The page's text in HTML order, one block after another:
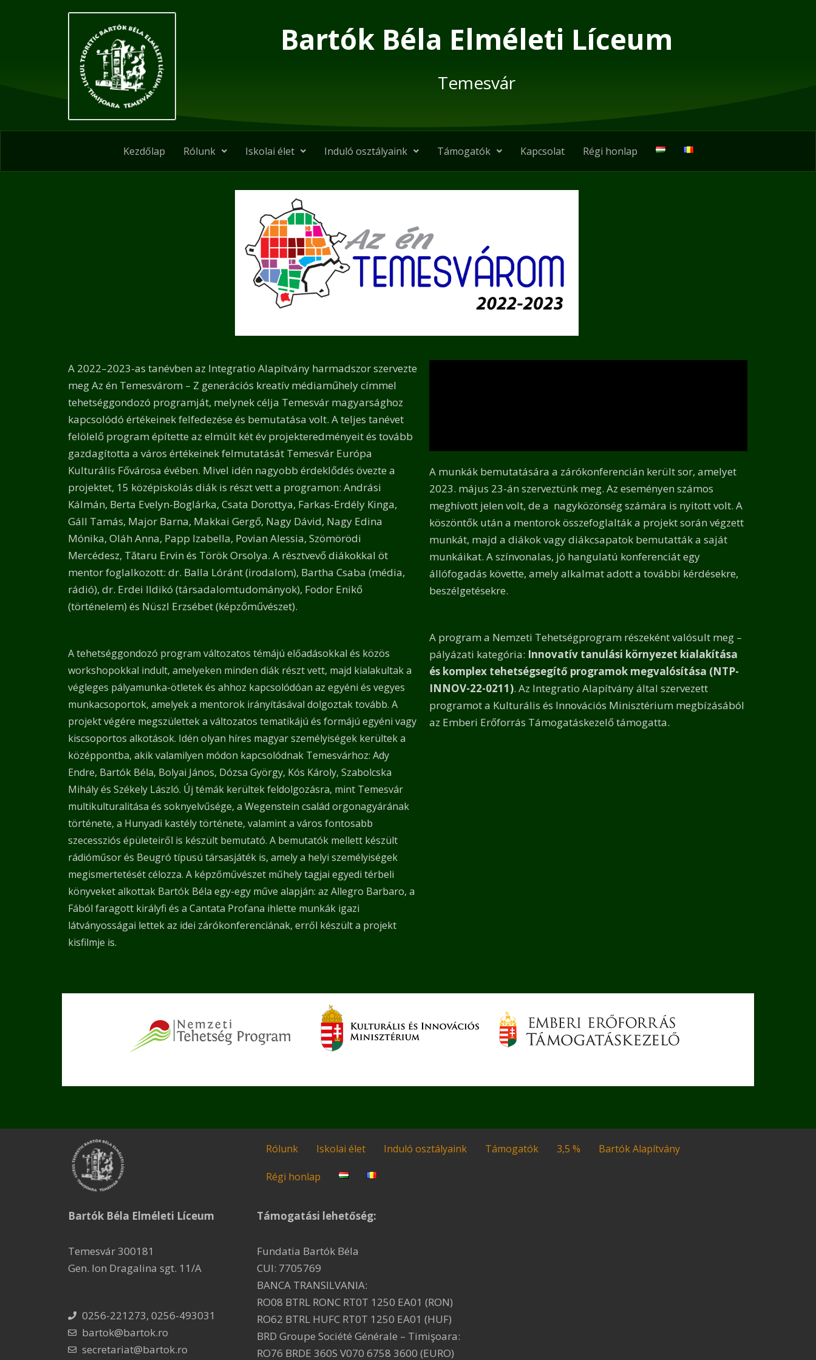
Bartók Béla Elméleti Líceum
Temesvár
Kezdőlap Rólunk Iskolai élet Induló osztályaink Támogatók Kapcsolat Régi honlap
A 2022–2023-as tanévben az Integratio Alapítvány harmadszor szervezte
meg Az én Temesvárom – Z generációs kreatív médiaműhely címmel
tehetséggondozó programját, melynek célja Temesvár magyarsághoz
kapcsolódó értékeinek felfedezése és bemutatása volt. A teljes tanévet
felölelő program építette az elmúlt két év projekteredményeit és tovább
gazdagította a város értékeinek felmutatását Temesvár Európa
Kulturális Fővárosa évében. Mivel idén nagyobb érdeklődés övezte a
projektet, 15 középiskolás diák is részt vett a programon: Andrási
Kálmán, Berta Evelyn-Boglárka, Csata Dorottya, Farkas-Erdély Kinga,
Gáll Tamás, Major Barna, Makkai Gergő, Nagy Dávid, Nagy Edina
Mónika, Oláh Anna, Papp Izabella, Povian Alessia, Szömörödi
Mercédesz, Tătaru Ervin és Török Orsolya. A résztvevő diákokkal öt
mentor foglalkozott: dr. Balla Lóránt (irodalom), Bartha Csaba (média,
rádió), dr. Erdei Ildikó (társadalomtudományok), Fodor Enikő
(történelem) és Nüszl Erzsébet (képzőművészet).
A tehetséggondozó program változatos témájú előadásokkal és közös
workshopokkal indult, amelyeken minden diák részt vett, majd kialakultak a
végleges pályamunka-ötletek és ahhoz kapcsolódóan az egyéni és vegyes
munkacsoportok, amelyek a mentorok irányításával dolgoztak tovább. A
projekt végére megszülettek a változatos tematikájú és formájú egyéni vagy
kiscsoportos alkotások. Idén olyan híres magyar személyiségek kerültek a
középpontba, akik valamilyen módon kapcsolódnak Temesvárhoz: Ady
Endre, Bartók Béla, Bolyai János, Dózsa György, Kós Károly, Szabolcska
Mihály és Székely László. Új témák kerültek feldolgozásra, mint Temesvár
multikulturalitása és soknyelvűsége, a Wegenstein család orgonagyárának
története, a Hunyadi kastély története, valamint a város fontosabb
szecessziós épületeiről is készült bemutató. A bemutatók mellett készült
rádióműsor és Beugró típusú társasjáték is, amely a helyi személyiségek
megismertetését célozza. A képzőművészet műhely tagjai egyedi térbeli
könyveket alkottak Bartók Béla egy-egy műve alapján: az Allegro Barbaro, a
Fából faragott királyfi és a Cantata Profana ihlette munkák igazi
látványosságai lettek az idei zárókonferenciának, erről készült a projekt
kisfilmje is.
A munkák bemutatására a zárókonferencián került sor, amelyet
2023. május 23-án szerveztünk meg. Az eseményen számos
meghívott jelen volt, de a nagyközönség számára is nyitott volt. A
köszöntők után a mentorok összefoglalták a projekt során végzett
munkát, majd a diákok vagy diákcsapatok bemutatták a saját
munkáikat. A színvonalas, jó hangulatú konferenciát egy
állófogadás követte, amely alkalmat adott a további kérdésekre,
beszélgetésekre.
A program a Nemzeti Tehetségprogram részeként valósult meg –
pályázati kategória: Innovatív tanulási környezet kialakítása
és komplex tehetségsegítő programok megvalósítása (NTP-
INNOV-22-0211). Az Integratio Alapítvány által szervezett
programot a Kulturális és Innovációs Minisztérium megbízásából
az Emberi Erőforrás Támogatáskezelő támogatta.
Bartók Béla Elméleti Líceum
Temesvár 300181
Gen. Ion Dragalina sgt. 11/A
0256-221273, 0256-493031
bartok@bartok.ro
secretariat@bartok.ro
Rólunk Iskolai élet Induló osztályaink Támogatók 3,5 % Bartók Alapítvány
Régi honlap
Támogatási lehetőség:
Fundatia Bartók Béla
CUI: 7705769
BANCA TRANSILVANIA:
RO08 BTRL RONC RT0T 1250 EA01 (RON)
RO62 BTRL HUFC RT0T 1250 EA01 (HUF)
BRD Groupe Société Générale – Timişoara:
RO76 BRDE 360S V070 6758 3600 (EURO)